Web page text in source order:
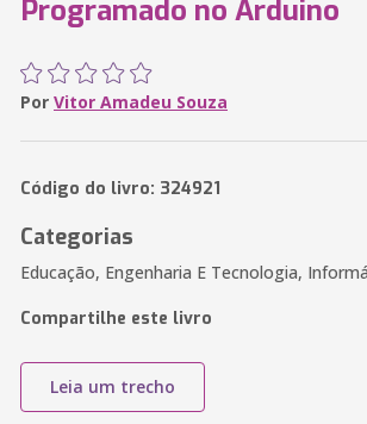
Programado no Arduino
Por Vitor Amadeu Souza
Código do livro: 324921
Categorias
Educação, Engenharia E Tecnologia,
Compartilhe este livro
Leia um trecho